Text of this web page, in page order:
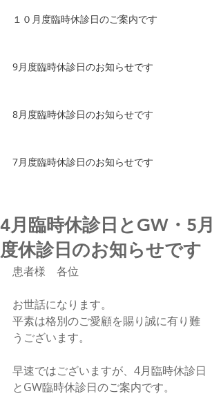
１０月度臨時休診日のご案内です
9月度臨時休診日のお知らせです
8月度臨時休診日のお知らせです
7月度臨時休診日のお知らせです
4月臨時休診日とGW・5月
度休診日のお知らせです
患者様　各位
お世話になります。
平素は格別のご愛顧を賜り誠に有り難
うございます。
早速ではございますが、4月臨時休診日
とGW臨時休診日のご案内です。